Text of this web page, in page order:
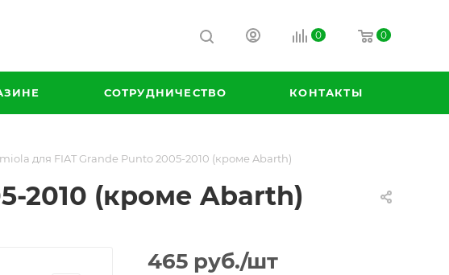
0 0
СОТРУДНИЧЕСТВО КОНТАКТЫ
для FIAT Grande Punto 2005-2010 (кроме Abarth)
2010 (кроме Abarth)
465 руб./шт